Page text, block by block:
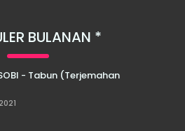
BULANAN
- Tabun (Terjemahan